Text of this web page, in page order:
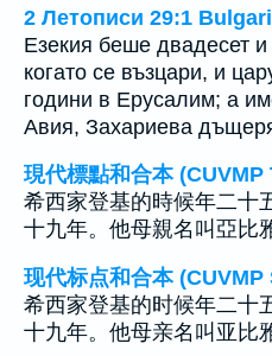
2 Летописи 29:1
Езекия беше двадесет и
когато се възцари, и
години в Ерусалим; а
Авия, Захариева
現代標點和合本
希西家登基的時候年二十
十九年。他母親名叫亞比
现代标点和合本
希西家登基的时候年二十
十九年。他母亲名叫亚比